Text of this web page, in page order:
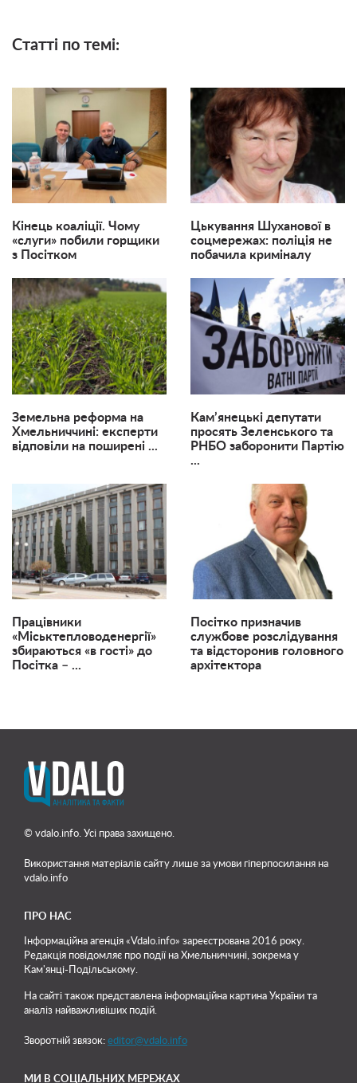
Статті по темі:
Кінець коаліції. Чому
«слуги» побили горщики
з Посітком
Цькування Шуханової в
соцмережах: поліція не
побачила криміналу
Земельна реформа на
Хмельниччині: експерти
відповіли на поширені ...
Кам’янецькі депутати
просять Зеленського та
РНБО заборонити Партію
...
Працівники
«Міськтепловоденергії»
збираються «в гості» до
Посітка – ...
Посітко призначив
службове розслідування
та відсторонив головного
архітектора
© vdalo.info. Усі права захищено.
Використання матеріалів сайту лише за умови гіперпосилання на
vdalo.info
ПРО НАС
Інформаційна агенція «Vdalo.info» зареєстрована 2016 року.
Редакція повідомляє про події на Хмельниччині, зокрема у
Кам'янці-Подільському.
На сайті також представлена інформаційна картина України та
аналіз найважливіших подій.
Зворотній звязок: editor@vdalo.info
МИ В СОЦІАЛЬНИХ МЕРЕЖАХ